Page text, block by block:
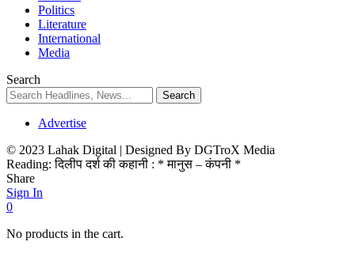
Politics
Literature
International
Media
Search
Advertise
© 2023 Lahak Digital | Designed By DGTroX Media
Reading: दिलीप दर्श की कहानी : * मानुस – कंपनी *
Share
Sign In
0
No products in the cart.